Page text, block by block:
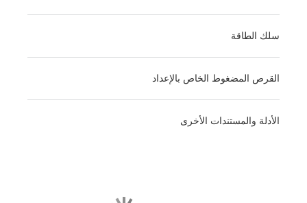
سلك الطاقة
القرص المضغوط الخاص بالإعداد
الأدلة والمستندات الأخرى